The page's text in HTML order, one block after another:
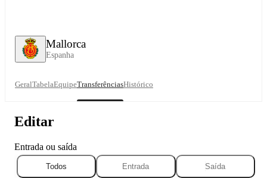
Mallorca
Espanha
GeralTabelaEquipeTransferênciasHistórico
Editar
Entrada ou saída
Todos Entrada Saída